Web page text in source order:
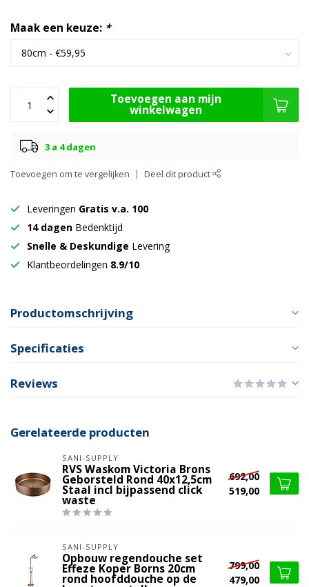
Maak een keuze: *
Toevoegen aan mijn
winkelwagen
3 a 4 dagen
Toevoegen om te vergelijken Deel dit product
Leveringen Gratis v.a. 100
14 dagen Bedenktijd
Snelle & Deskundige Levering
Klantbeordelingen 8.9/10
Productomschrijving
Specificaties
Reviews
Gerelateerde producten
SANI-SUPPLY
RVS Waskom Victoria Brons
Geborsteld Rond 40x12,5cm
Staal incl bijpassend click
waste
692,00
519,00
SANI-SUPPLY
Opbouw regendouche set
Effeze Koper Borns 20cm
rond hoofddouche op de
799,00
479,00